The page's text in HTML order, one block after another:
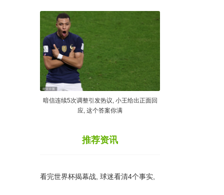
暗信连续5次调整引发热议, 小王给出正面回
应, 这个答案你满
推荐资讯
看完世界杯揭幕战, 球迷看清4个事实,